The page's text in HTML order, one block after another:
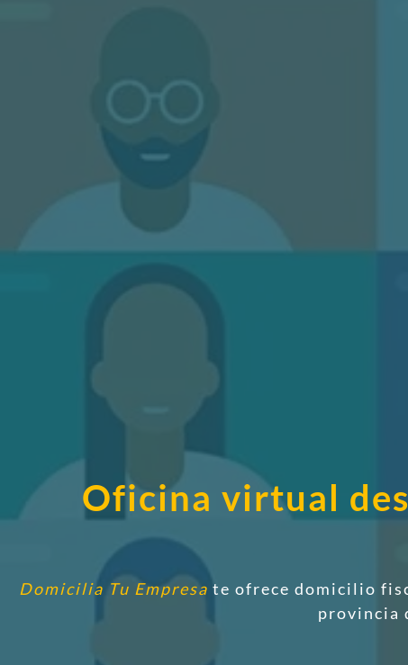
Oficina virtual
Domicilia Tu Empresa te ofrece domicilio
provincia